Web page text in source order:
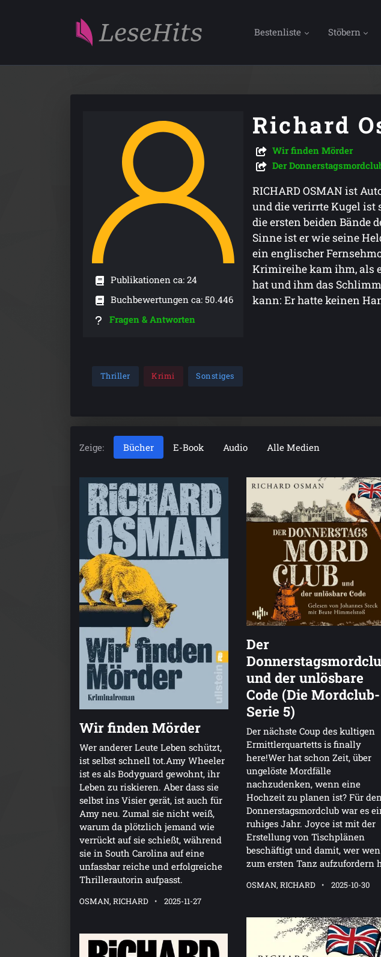
Bestenliste Stöbern
Publikationen ca: 24
Buchbewertungen ca: 50.446
Fragen & Antworten
Richard
Wir finden Mörder
Der
RICHARD OSMAN ist
und die verirrte Kugel ist
die ersten beiden Bände
Sinne ist er wie seine
ein englischer
Krimireihe kam ihm, als
hat und ihm das
kann: Er hatte keinen
Thriller Krimi Sonstiges
Zeige: Bücher E-Book Audio Alle Medien
Wir finden Mörder
Wer anderer Leute Leben schützt,
ist selbst schnell tot.Amy Wheeler
ist es als Bodyguard gewohnt, ihr
Leben zu riskieren. Aber dass sie
selbst ins Visier gerät, ist auch für
Amy neu. Zumal sie nicht weiß,
warum da plötzlich jemand wie
verrückt auf sie schießt, während
sie in South Carolina auf eine
unfassbar reiche und erfolgreiche
Thrillerautorin aufpasst.
OSMAN, RICHARD 2025-11-27
Der
und der unlösbare
Code (Die Mordclub-
Serie 5)
Der nächste Coup des kultigen
Ermittlerquartetts is finally
here!Wer hat schon Zeit, über
ungelöste Mordfälle
nachzudenken, wenn eine
Hochzeit zu planen ist? Für
Donnerstagsmordclub war es
ruhiges Jahr. Joyce ist mit der
Erstellung von Tischplänen
beschäftigt und damit, wer wen
zum ersten Tanz aufzufordern
OSMAN, RICHARD 2025-10-30